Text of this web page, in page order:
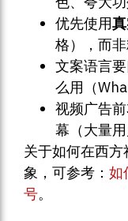
优先使用
格），而
文案语言
么用（
视频广告
幕（大量用
关于如何在西
象，可参考： 如
号。